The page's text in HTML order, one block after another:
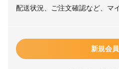
配送状況、ご注文確認など、マ
新規会